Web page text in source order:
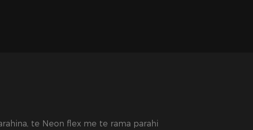
te Neon flex me te rama parahi